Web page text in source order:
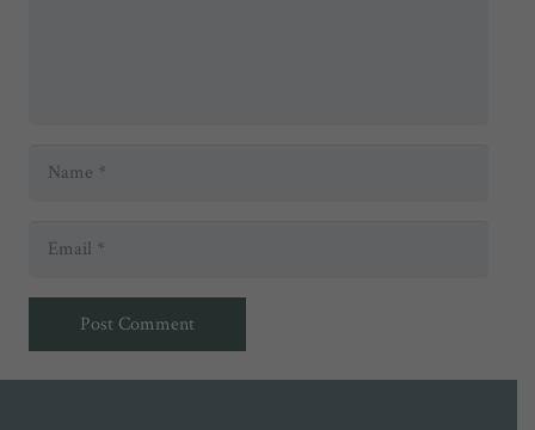
Post Comment